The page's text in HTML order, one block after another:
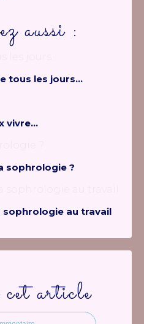
aussi :
tous les jours...
vivre...
sophrologie ?
sophrologie au travail
article